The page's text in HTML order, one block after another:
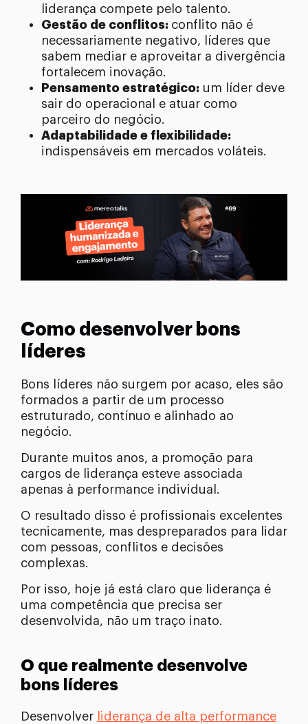
liderança compete pelo talento.
Gestão de conflitos: conflito não é
necessariamente negativo, líderes que
sabem mediar e aproveitar a divergência
fortalecem inovação.
Pensamento estratégico: um líder deve
sair do operacional e atuar como
parceiro do negócio.
Adaptabilidade e flexibilidade:
indispensáveis em mercados voláteis.
Como desenvolver bons
líderes
Bons líderes não surgem por acaso, eles são
formados a partir de um processo
estruturado, contínuo e alinhado ao
negócio.
Durante muitos anos, a promoção para
cargos de liderança esteve associada
apenas à performance individual.
O resultado disso é profissionais excelentes
tecnicamente, mas despreparados para lidar
com pessoas, conflitos e decisões
complexas.
Por isso, hoje já está claro que liderança é
uma competência que precisa ser
desenvolvida, não um traço inato.
O que realmente desenvolve
bons líderes
Desenvolver liderança de alta performance